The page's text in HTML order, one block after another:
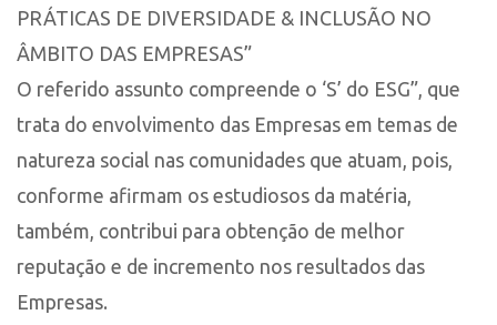
PRÁTICAS DE DIVERSIDADE & INCLUSÃO NO
ÂMBITO DAS EMPRESAS”
O referido assunto compreende o ‘S’ do ESG”, que
trata do envolvimento das Empresas em temas de
natureza social nas comunidades que atuam, pois,
conforme afirmam os estudiosos da matéria,
também, contribui para obtenção de melhor
reputação e de incremento nos resultados das
Empresas.